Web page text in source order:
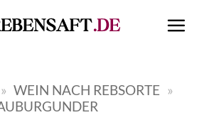
» WEIN NACH REBSORTE »